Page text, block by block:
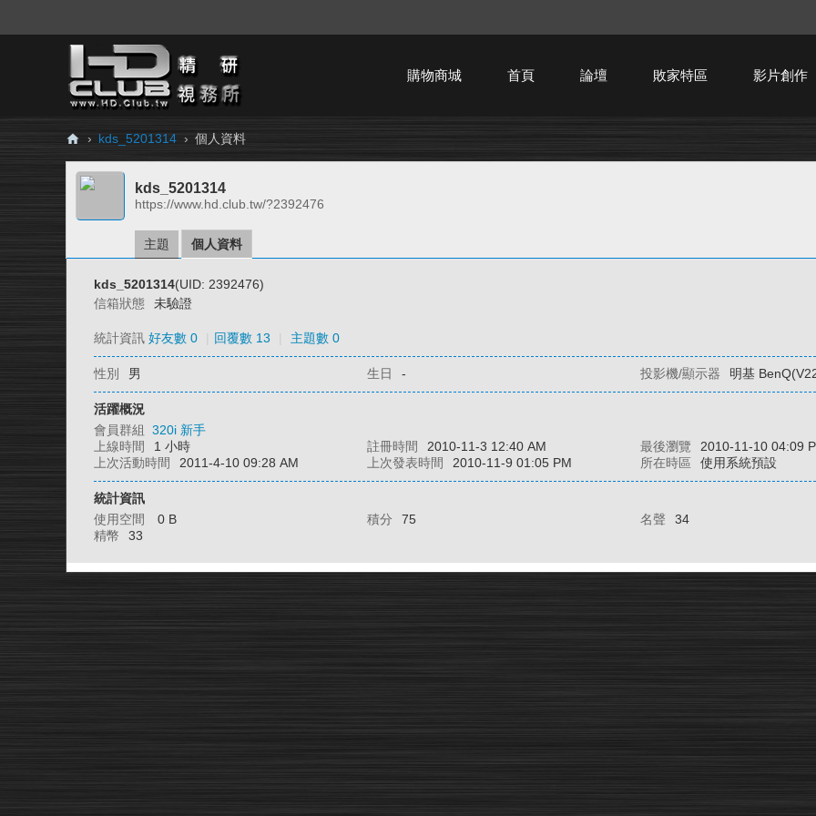
購物商城 首頁 論壇 敗家特區 影片創作
H
Cl
› kds_5201314 › 個人資料
kds_5201314
https://www.hd.club.tw/?2392476
主題 個人資料
kds_5201314(UID: 2392476)
信箱狀態
未驗證
統計資訊 好友數 0 回覆數 13 主題數 0
性別 男 生日 - 投影機/顯示器 明基
活躍概況
會員群組 320i 新手
上線時間
1 小時 註冊時間 2010-11-3 12:40 AM 最後瀏覽
2010-11-10 04:09
上次活動時間
2011-4-10 09:28 AM 上次發表時間 2010-11-9 01:05 PM 所在時區 使用系統預設
統計資訊
使用空間
0 B 積分 75 名聲
34
精幣
33